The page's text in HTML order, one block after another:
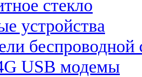
стекло
устройства
беспроводной
USB модемы